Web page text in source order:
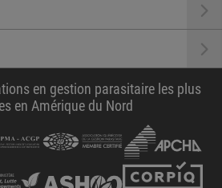
en gestion parasitaire les plus
en Amérique du Nord